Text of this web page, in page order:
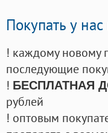
Покупать у
! каждому новому
последующие
! БЕСПЛАТНАЯ
рублей
! оптовым